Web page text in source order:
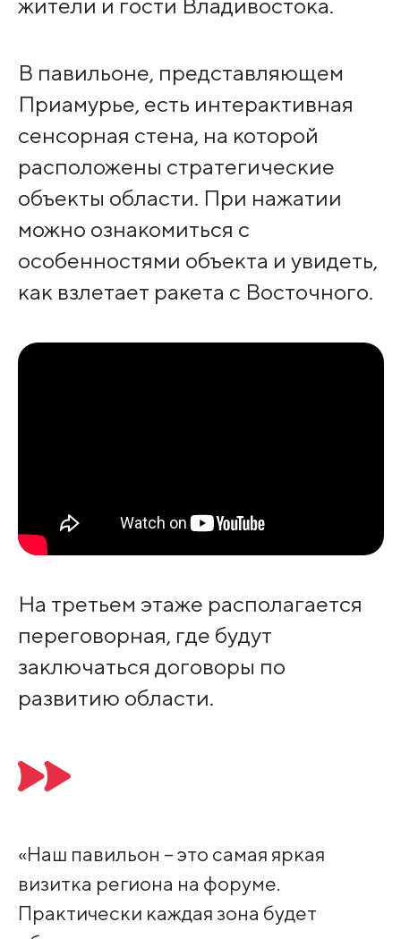
жители и гости Владивостока.
В павильоне, представляющем
Приамурье, есть интерактивная
сенсорная стена, на которой
расположены стратегические
объекты области. При нажатии
можно ознакомиться с
особенностями объекта и увидеть,
как взлетает ракета с Восточного.
На третьем этаже располагается
переговорная, где будут
заключаться договоры по
развитию области.
«Наш павильон – это самая яркая
визитка региона на форуме.
Практически каждая зона будет